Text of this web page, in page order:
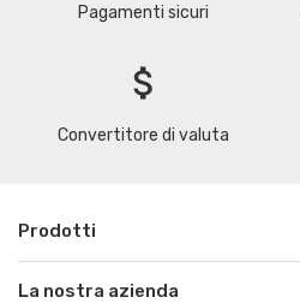
Pagamenti sicuri
attach_money
Convertitore di valuta
Prodotti
La nostra azienda